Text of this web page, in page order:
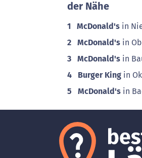
der Nähe
1 McDonald's in
2 McDonald's in
3 McDonald's in
4 Burger King in
5 McDonald's in